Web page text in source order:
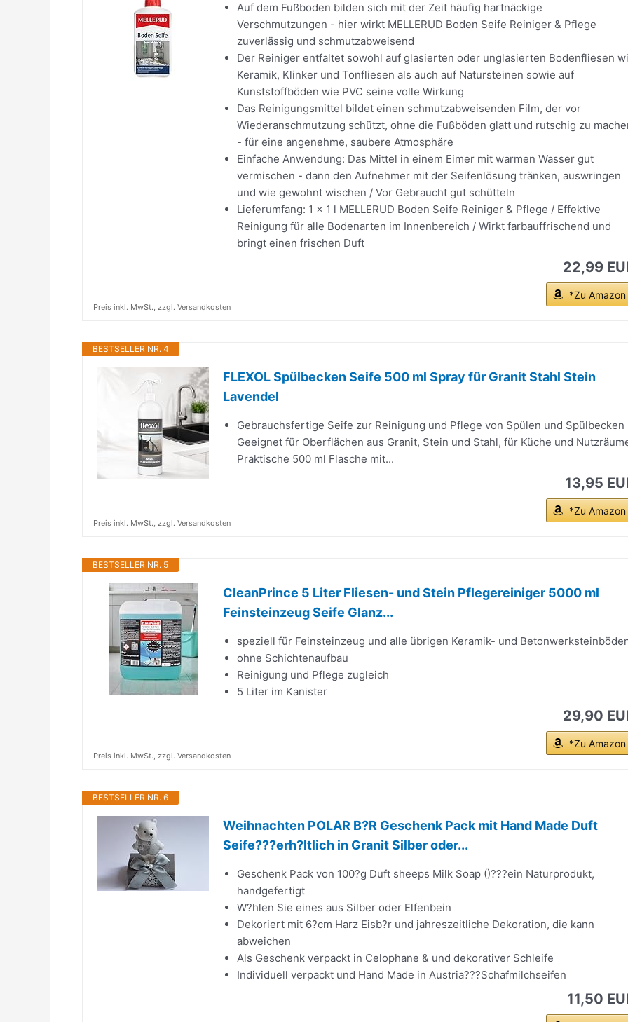
Auf dem Fußboden bilden sich mit der Zeit häufig hartnäckige
Verschmutzungen - hier wirkt MELLERUD Boden Seife Reiniger & Pflege
zuverlässig und schmutzabweisend
Der Reiniger entfaltet sowohl auf glasierten oder unglasierten Bodenfliesen
Keramik, Klinker und Tonfliesen als auch auf Natursteinen sowie auf
Kunststoffböden wie PVC seine volle Wirkung
Das Reinigungsmittel bildet einen schmutzabweisenden Film, der vor
Wiederanschmutzung schützt, ohne die Fußböden glatt und rutschig zu
- für eine angenehme, saubere Atmosphäre
Einfache Anwendung: Das Mittel in einem Eimer mit warmen Wasser gut
vermischen - dann den Aufnehmer mit der Seifenlösung tränken, auswringen
und wie gewohnt wischen / Vor Gebraucht gut schütteln
Lieferumfang: 1 x 1 l MELLERUD Boden Seife Reiniger & Pflege / Effektive
Reinigung für alle Bodenarten im Innenbereich / Wirkt farbauffrischend und
bringt einen frischen Duft
22,99
*Zu Amazon
Preis inkl. MwSt., zzgl. Versandkosten
BESTSELLER NR. 4
FLEXOL Spülbecken Seife 500 ml Spray für Granit Stahl Stein
Lavendel
Gebrauchsfertige Seife zur Reinigung und Pflege von Spülen und Spülbecken
Geeignet für Oberflächen aus Granit, Stein und Stahl, für Küche und
Praktische 500 ml Flasche mit...
13,95
*Zu Amazon
Preis inkl. MwSt., zzgl. Versandkosten
BESTSELLER NR. 5
CleanPrince 5 Liter Fliesen- und Stein Pflegereiniger 5000 ml
Feinsteinzeug Seife Glanz...
speziell für Feinsteinzeug und alle übrigen Keramik- und
ohne Schichtenaufbau
Reinigung und Pflege zugleich
5 Liter im Kanister
29,90
*Zu Amazon
Preis inkl. MwSt., zzgl. Versandkosten
BESTSELLER NR. 6
Weihnachten POLAR B?R Geschenk Pack mit Hand Made Duft
Seife???erh?ltlich in Granit Silber oder...
Geschenk Pack von 100?g Duft sheeps Milk Soap ()???ein Naturprodukt,
handgefertigt
W?hlen Sie eines aus Silber oder Elfenbein
Dekoriert mit 6?cm Harz Eisb?r und jahreszeitliche Dekoration, die kann
abweichen
Als Geschenk verpackt in Celophane & und dekorativer Schleife
Individuell verpackt und Hand Made in Austria???Schafmilchseifen
11,50